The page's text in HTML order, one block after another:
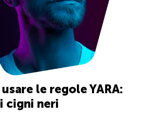
le regole YARA:
cigni neri